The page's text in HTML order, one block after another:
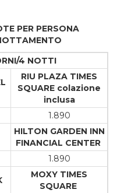
PER PERSONA
4 NOTTI
RIU PLAZA TIMES
SQUARE colazione
inclusa
1.890
HILTON GARDEN INN
FINANCIAL CENTER
1.890
MOXY TIMES
SQUARE